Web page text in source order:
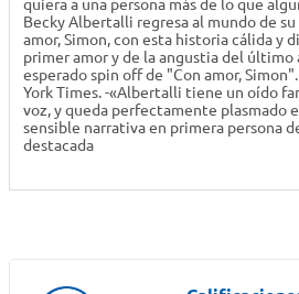
quiera a una persona más de lo que
Becky Albertalli regresa al mundo de su
amor, Simon, con esta historia cálida y
primer amor y de la angustia del
esperado spin off de "Con amor,
York Times. -«Albertalli tiene un oído
voz, y queda perfectamente plasmado
sensible narrativa en primera persona
destacada